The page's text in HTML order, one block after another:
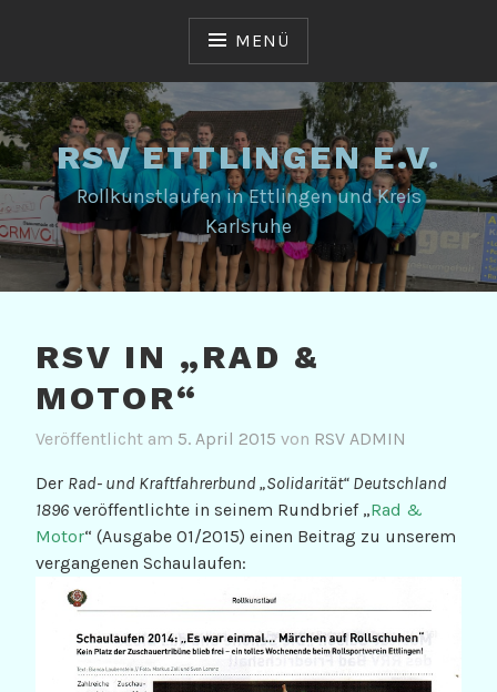
MENÜ
RSV ETTLINGEN E.V.
Rollkunstlaufen in Ettlingen und Kreis
Karlsruhe
RSV IN „RAD &
MOTOR“
Veröffentlicht am 5. April 2015 von RSV ADMIN
Der Rad- und Kraftfahrerbund „Solidarität“ Deutschland
1896 veröffentlichte in seinem Rundbrief „Rad &
Motor“ (Ausgabe 01/2015) einen Beitrag zu unserem
vergangenen Schaulaufen: